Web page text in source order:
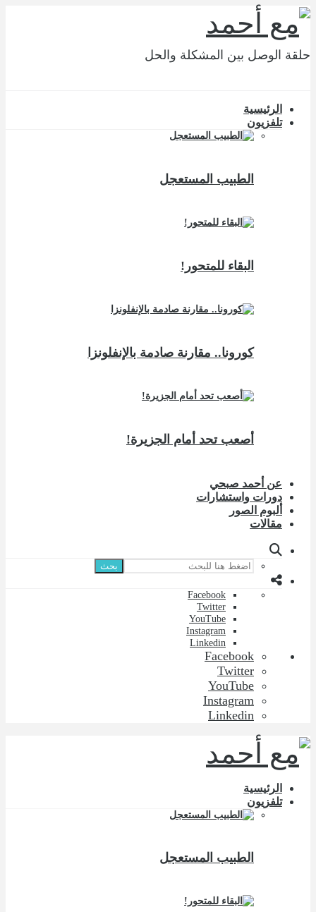
حلقة الوصل بين المشكلة والحل
الرئيسية
تلفزيون
الطبيب المستعجل
البقاء للمتحور!
كورونا.. مقارنة صادمة بالإنفلونزا
أصعب تحد أمام الجزيرة!
عن أحمد صبحي
دورات واستشارات
ألبوم الصور
مقالات
بحث
Facebook
Twitter
YouTube
Instagram
Linkedin
Facebook
Twitter
YouTube
Instagram
Linkedin
الرئيسية
تلفزيون
الطبيب المستعجل